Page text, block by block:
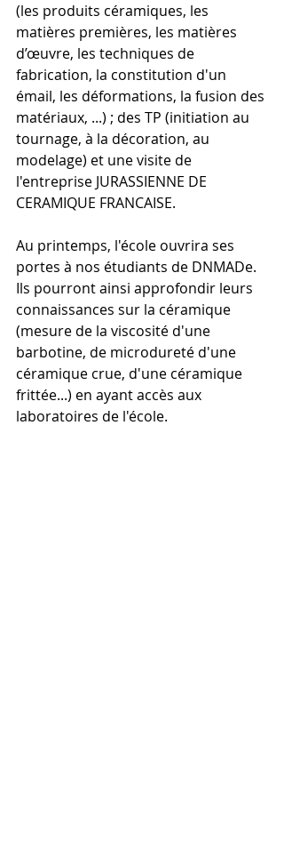
(les produits céramiques, les
matières premières, les matières
d’œuvre, les techniques de
fabrication, la constitution d'un
émail, les déformations, la fusion des
matériaux, ...) ; des TP (initiation au
tournage, à la décoration, au
modelage) et une visite de
l'entreprise JURASSIENNE DE
CERAMIQUE FRANCAISE.
Au printemps, l'école ouvrira ses
portes à nos étudiants de DNMADe.
Ils pourront ainsi approfondir leurs
connaissances sur la céramique
(mesure de la viscosité d'une
barbotine, de microdureté d'une
céramique crue, d'une céramique
frittée...) en ayant accès aux
laboratoires de l'école.